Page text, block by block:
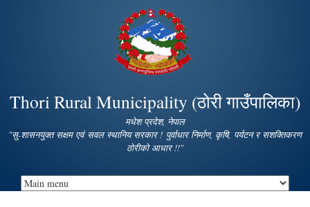
main
content
Thori Rural Municipality (ठोरी गाउँपालिका)
मधेश प्रदेश, नेपाल
"सु-शासनयुक्त सक्षम एवं सवल स्थानिय सरकार ! पुर्वाधार निर्माण, कृषि, पर्यटन र सशक्तिकरण
ठोरीको आधार !!"